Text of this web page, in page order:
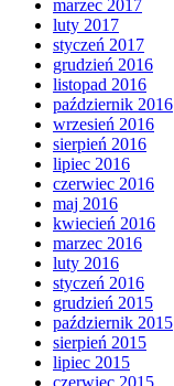
marzec 2017
luty 2017
styczeń 2017
grudzień 2016
listopad 2016
październik 2016
wrzesień 2016
sierpień 2016
lipiec 2016
czerwiec 2016
maj 2016
kwiecień 2016
marzec 2016
luty 2016
styczeń 2016
grudzień 2015
październik 2015
sierpień 2015
lipiec 2015
czerwiec 2015